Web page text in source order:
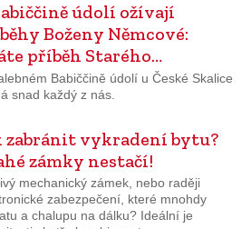
údolí ožívají
Boženy Němcové:
příběh Starého…
Babiččině údolí u České Skalice
snad každý z nás.
zabránit vykradení bytu?
zámky nestačí!
mechanický zámek, nebo raději
zabezpečení, které mnohdy
a chalupu na dálku? Ideální je